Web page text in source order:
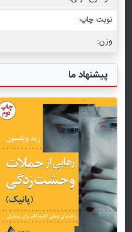
نوبت چاپ:
وزن:
پیشنهاد ما